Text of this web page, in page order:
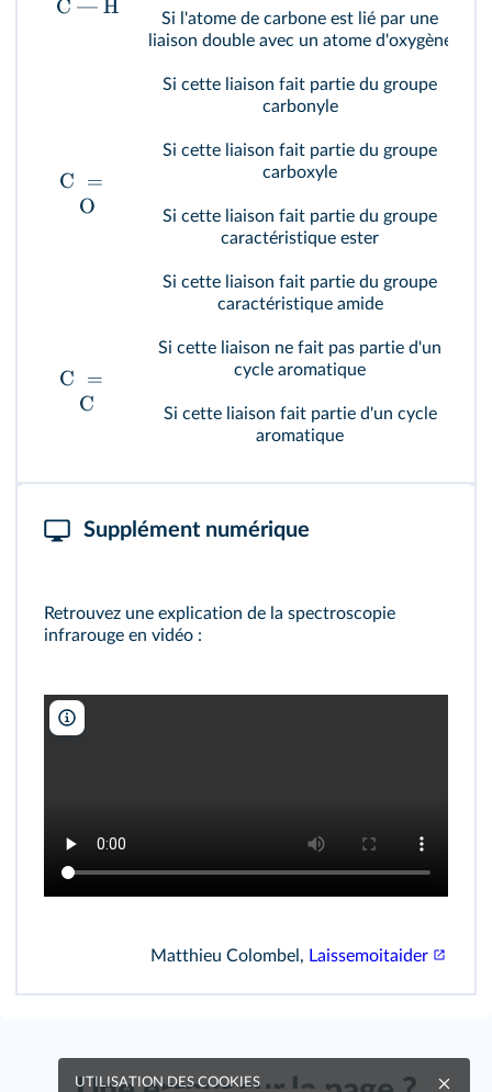
C — H
Si l'atome de carbone est lié par une
liaison double avec un atome d'oxygène
C =
O
Si cette liaison fait partie du groupe
carbonyle
Si cette liaison fait partie du groupe
carboxyle
Si cette liaison fait partie du groupe
caractéristique ester
Si cette liaison fait partie du groupe
caractéristique amide
C =
C
Si cette liaison ne fait pas partie d'un
cycle aromatique
Si cette liaison fait partie d'un cycle
aromatique
Supplément numérique
Retrouvez une explication de la spectroscopie
infrarouge en vidéo :
Matthieu Colombel, Laissemoitaider
UTILISATION DES COOKIES